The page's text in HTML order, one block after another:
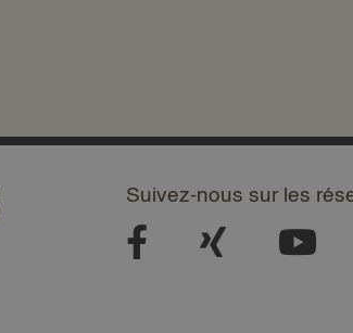
Suivez-nous sur les